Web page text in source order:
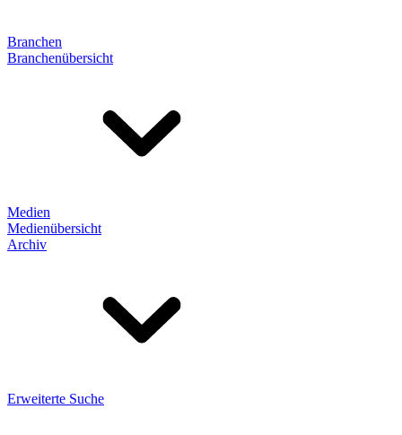
Branchen
Branchenübersicht
Medien
Medienübersicht
Archiv
Erweiterte Suche